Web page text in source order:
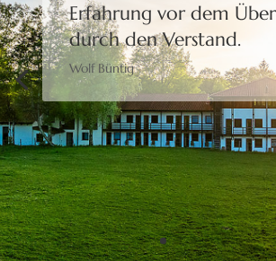
Erfahrung vor dem
durch den Verstand.
Wolf Büntig